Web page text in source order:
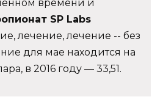
времени и
SP Labs
лечение, лечение -- без
для мае находится на
в 2016 году — 33,51.